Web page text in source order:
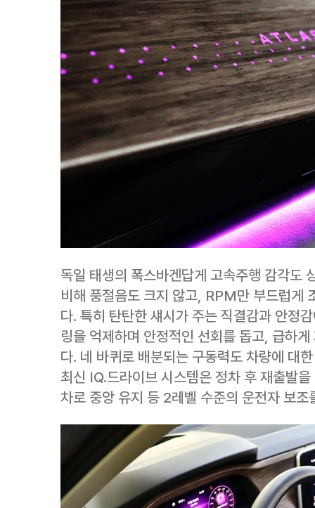
독일 태생의 폭스바겐답게 고속주행 감각도
비해 풍절음도 크지 않고, RPM만 부드럽게
다. 특히 탄탄한 섀시가 주는 직결감과 안정
링을 억제하며 안정적인 선회를 돕고, 급하
다. 네 바퀴로 배분되는 구동력도 차량에 대
최신 IQ.드라이브 시스템은 정차 후 재출발
차로 중앙 유지 등 2레벨 수준의 운전자 보조